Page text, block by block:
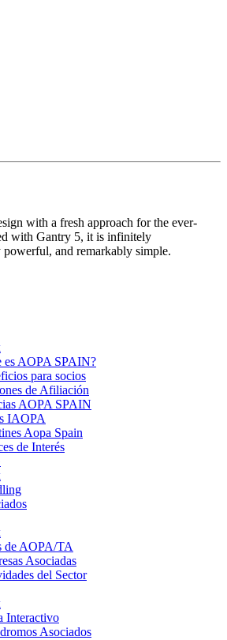
with a fresh approach for the ever-
with Gantry 5, it is infinitely
and remarkably simple.
es AOPA SPAIN?
para socios
de Afiliación
AOPA SPAIN
IAOPA
Aopa Spain
de Interés
de AOPA/TA
Asociadas
del Sector
Interactivo
Asociados